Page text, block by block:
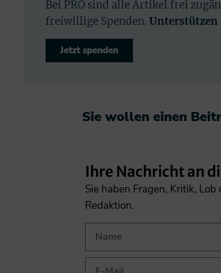
Bei PRO sind alle Artikel frei
freiwillige Spenden. Unterstützen
Jetzt spenden
Sie wollen einen
Ihre Nachricht an
Sie haben Fragen, Kritik,
Redaktion.